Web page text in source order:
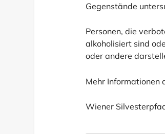
Gegenstände
Personen, die
alkoholisiert sind
oder andere
Mehr Informationen
Wiener